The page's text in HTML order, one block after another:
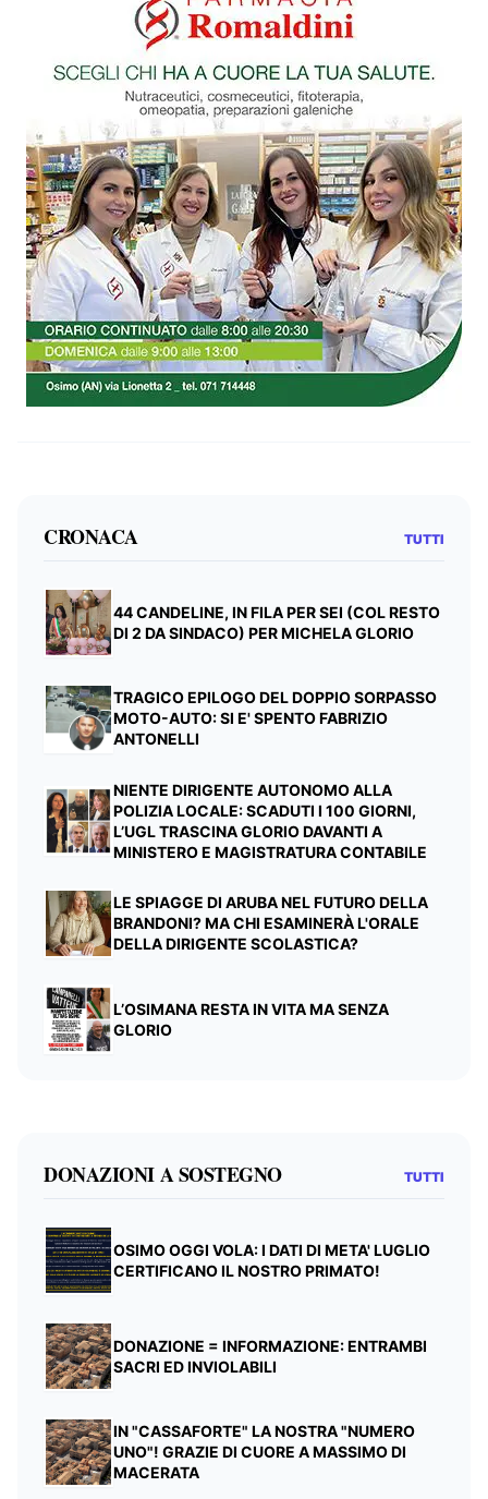
CRONACA TUTTI
44 CANDELINE, IN FILA PER SEI (COL RESTO
DI 2 DA SINDACO) PER MICHELA GLORIO
TRAGICO EPILOGO DEL DOPPIO SORPASSO
MOTO-AUTO: SI E' SPENTO FABRIZIO
ANTONELLI
NIENTE DIRIGENTE AUTONOMO ALLA
POLIZIA LOCALE: SCADUTI I 100 GIORNI,
L’UGL TRASCINA GLORIO DAVANTI A
MINISTERO E MAGISTRATURA CONTABILE
LE SPIAGGE DI ARUBA NEL FUTURO DELLA
BRANDONI? MA CHI ESAMINERÀ L'ORALE
DELLA DIRIGENTE SCOLASTICA?
L’OSIMANA RESTA IN VITA MA SENZA
GLORIO
DONAZIONI A SOSTEGNO TUTTI
OSIMO OGGI VOLA: I DATI DI META' LUGLIO
CERTIFICANO IL NOSTRO PRIMATO!
DONAZIONE = INFORMAZIONE: ENTRAMBI
SACRI ED INVIOLABILI
IN "CASSAFORTE" LA NOSTRA "NUMERO
UNO"! GRAZIE DI CUORE A MASSIMO DI
MACERATA